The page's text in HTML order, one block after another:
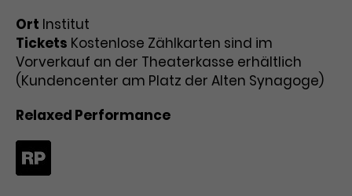
Ort Institut
Tickets Kostenlose Zählkarten sind im
Vorverkauf an der Theaterkasse erhältlich
(Kundencenter am Platz der Alten Synagoge)
Relaxed Performance